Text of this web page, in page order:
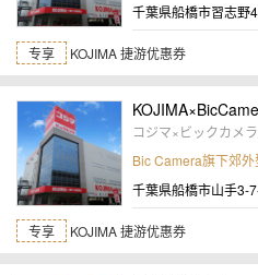
千葉県船橋市習志野
专享 KOJIMA 捷游优惠券
コジマ×ビックカメ
Bic Camera旗下郊
千葉県船橋市山手3-
专享 KOJIMA 捷游优惠券